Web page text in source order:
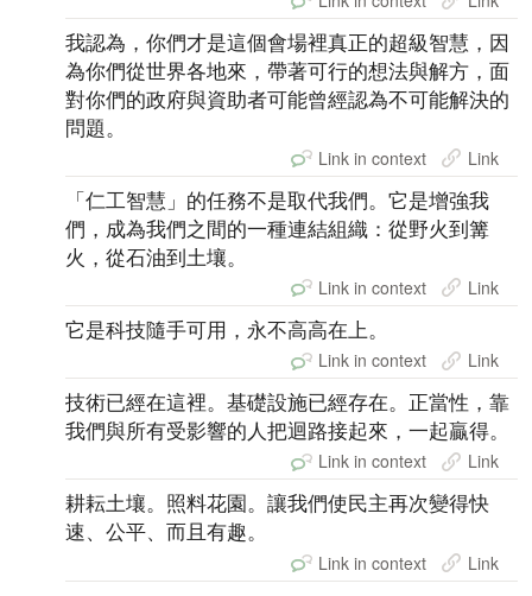
我認為，你們才是這個會場裡真正的超級智慧，因
為你們從世界各地來，帶著可行的想法與解方，面
對你們的政府與資助者可能曾經認為不可能解決的
問題。
Link in context Link
「仁工智慧」的任務不是取代我們。它是增強我
們，成為我們之間的一種連結組織：從野火到篝
火，從石油到土壤。
Link in context Link
它是科技隨手可用，永不高高在上。
Link in context Link
技術已經在這裡。基礎設施已經存在。正當性，靠
我們與所有受影響的人把迴路接起來，一起贏得。
Link in context Link
耕耘土壤。照料花園。讓我們使民主再次變得快
速、公平、而且有趣。
Link in context Link